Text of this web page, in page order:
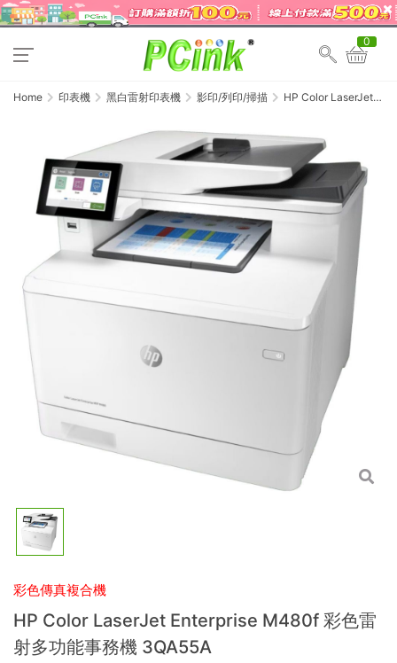
0
Home 印表機 黑白雷射印表機 影印/列印/掃描
HP Color LaserJet
3QA55A
彩色傳真複合機
HP Color LaserJet Enterprise M480f 彩色雷
射多功能事務機 3QA55A